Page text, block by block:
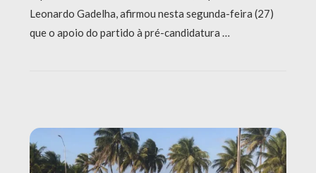
Leonardo Gadelha, afirmou nesta segunda-feira (27)
que o apoio do partido à pré-candidatura …